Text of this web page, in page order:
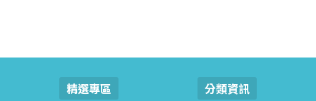
精選專區
分類資訊